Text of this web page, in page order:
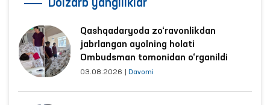
Dolzarb yangiliklar
Qashqadaryoda zo‘ravonlikdan
jabrlangan ayolning holati
Ombudsman tomonidan o‘rganildi
03.08.2026 Davomi